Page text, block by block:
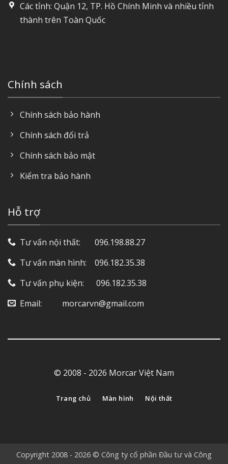
Các tỉnh: Quận 12, TP. Hồ Chính Minh và nhiều tỉnh
thành trên Toàn Quốc
Chính sách
Chính sách bảo hành
Chính sách đổi trả
Chính sách bảo mật
Kiểm tra bảo hành
Hỗ trợ
Tư vấn nội thất: ‎ ‎ ‎ ‎ ‎ ‎ 096.198.88.27
Tư vấn màn hình: ‎ ‎ ‎ 096.182.35.38
Tư vấn phụ kiện: ‎ ‎ ‎ ‎‎ ‎ 096.182.35.38
Email: ‎ ‎ ‎ ‎ ‎ ‎ ‎ ‎ ‎ morcarvn@gmail.com
© 2008 - 2026 Morcar Việt Nam
Trang chủ Màn hình Nội thất
Copyright 2008 - 2026 © Công ty cổ phần Đầu tư và Công